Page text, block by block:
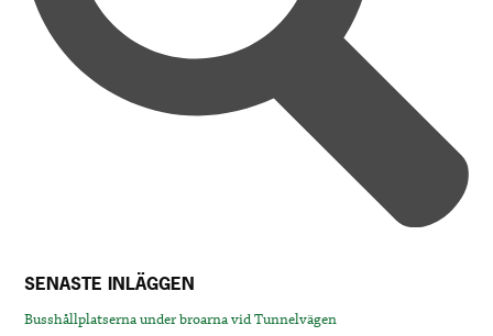
SENASTE INLÄGGEN
Busshållplatserna under broarna vid Tunnelvägen